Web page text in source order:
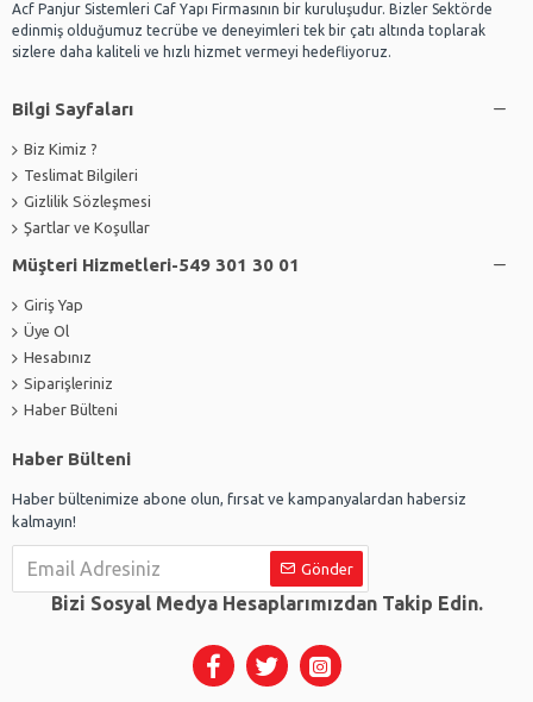
Acf Panjur Sistemleri Caf Yapı Firmasının bir kuruluşudur. Bizler Sektörde
edinmiş olduğumuz tecrübe ve deneyimleri tek bir çatı altında toplarak
sizlere daha kaliteli ve hızlı hizmet vermeyi hedefliyoruz.
Bilgi Sayfaları
Biz Kimiz ?
Teslimat Bilgileri
Gizlilik Sözleşmesi
Şartlar ve Koşullar
Müşteri Hizmetleri-549 301 30 01
Giriş Yap
Üye Ol
Hesabınız
Siparişleriniz
Haber Bülteni
Haber Bülteni
Haber bültenimize abone olun, fırsat ve kampanyalardan habersiz
kalmayın!
Gönder
Bizi Sosyal Medya Hesaplarımızdan Takip Edin.